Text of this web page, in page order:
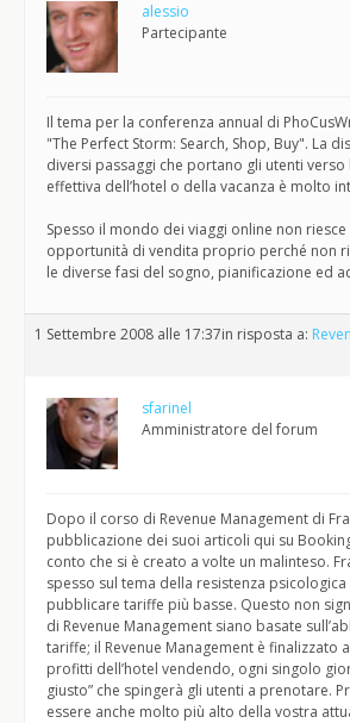
alessio
Partecipante
Il tema per la conferenza annual di
"The Perfect Storm: Search, Shop, Buy". La
diversi passaggi che portano gli utenti
effettiva dell’hotel o della vacanza è molto
Spesso il mondo dei viaggi online non
opportunità di vendita proprio perché non
le diverse fasi del sogno, pianificazione ed
1 Settembre 2008 alle 17:37in risposta a:
sfarinel
Amministratore del forum
Dopo il corso di Revenue Management di
pubblicazione dei suoi articoli qui su
conto che si è creato a volte un malinteso.
spesso sul tema della resistenza
pubblicare tariffe più basse. Questo non
di Revenue Management siano basate
tariffe; il Revenue Management è finalizzato
profitti dell’hotel vendendo, ogni singolo
giusto” che spingerà gli utenti a prenotare.
essere anche molto più alto della vostra